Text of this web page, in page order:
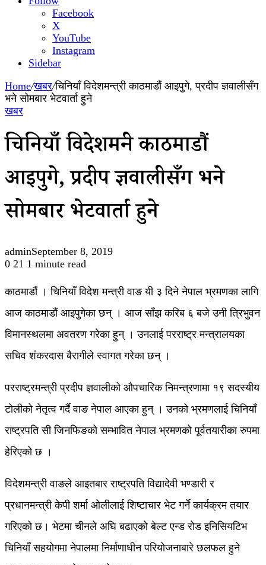
Facebook
X
YouTube
Instagram
Sidebar
Home/खबर/चिनियाँ विदेशमन्त्री काठमाडौं आइपुगे, प्रदीप ज्ञवालीसँग
भने सोमबार भेटवार्ता हुने
खबर
चिनियाँ विदेशमन्त्री काठमाडौं
आइपुगे, प्रदीप ज्ञवालीसँग भने
सोमबार भेटवार्ता हुने
adminSeptember 8, 2019
0 21 1 minute read
काठमाडौं । चिनियाँ विदेश मन्त्री वाङ यी ३ दिने नेपाल भ्रमणका लागि
आज काठमाडौं आइपुगेका छन् । आज साँझ करिब ६ बजे उनी त्रिभुवन
विमानस्थलमा अवतरण गरेका हुन् । उनलाई परराष्ट्र मन्त्रालयका
सचिव शंकरदास बैरागीले स्वागत गरेका छन् ।
परराष्ट्रमन्त्री प्रदीप ज्ञवालीको औपचारिक निमन्त्रणामा १९ सदस्यीय
टोलीको नेतृत्व गर्दै वाङ नेपाल आएका हुन् । उनको भ्रमणलाई चिनियाँ
राष्ट्रपति सी जिनफिङको सम्भावित नेपाल भ्रमणको पूर्वतयारीका रुपमा
हेरिएको छ ।
विदेशमन्त्री वाङले आइतबार राष्ट्रपति विद्यादेवी भण्डारी र
प्रधानमन्त्री केपी शर्मा ओलीलाई शिष्टाचार भेट गर्ने कार्यक्रम तयार
गरिएको छ। भेटमा चीनले अघि बढाएको बेल्ट एन्ड रोड इनिसियटिभ
चिनियाँ सहयोगमा नेपालमा निर्माणाधीन परियोजनाबारे छलफल हुने